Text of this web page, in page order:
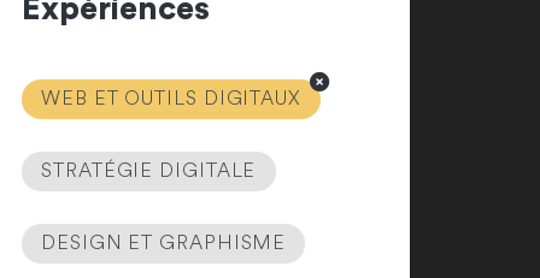
Expériences
WEB ET OUTILS DIGITAUX
STRATÉGIE DIGITALE
DESIGN ET GRAPHISME